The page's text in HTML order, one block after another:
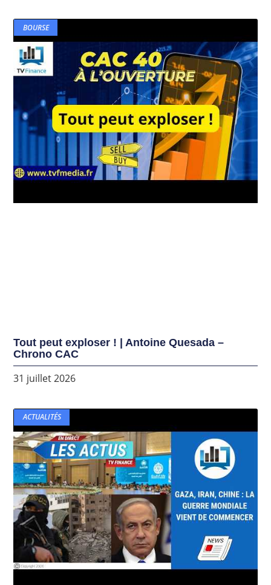
BOURSE
Tout peut exploser ! | Antoine Quesada –
Chrono CAC
31 juillet 2026
ACTUALITÉS